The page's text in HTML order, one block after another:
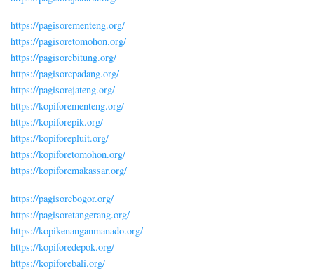
https://pagisorementeng.org/
https://pagisoretomohon.org/
https://pagisorebitung.org/
https://pagisorepadang.org/
https://pagisorejateng.org/
https://kopiforementeng.org/
https://kopiforepik.org/
https://kopiforepluit.org/
https://kopiforetomohon.org/
https://kopiforemakassar.org/
https://pagisorebogor.org/
https://pagisoretangerang.org/
https://kopikenanganmanado.org/
https://kopiforedepok.org/
https://kopiforebali.org/